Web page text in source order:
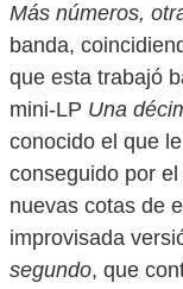
Más números,
banda,
que esta trabajó
mini-LP Una
conocido el que
conseguido por
nuevas cotas de
improvisada
segundo, que